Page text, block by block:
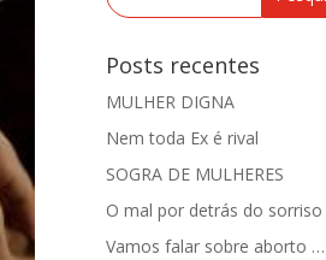
Posts recentes
MULHER DIGNA
Nem toda Ex é rival
SOGRA DE MULHERES
O mal por detrás do sorriso
Vamos falar sobre aborto …